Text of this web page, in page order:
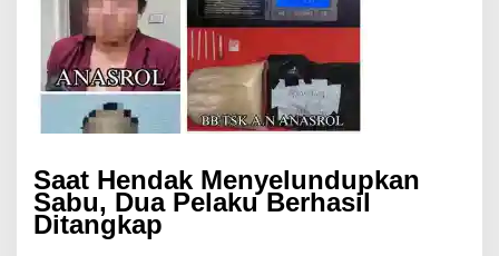
Saat Hendak Menyelundupkan
Sabu, Dua Pelaku Berhasil
Ditangkap